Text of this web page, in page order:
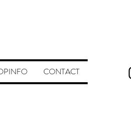
CONTACT